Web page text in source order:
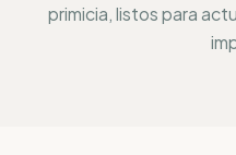
primicia, listos para